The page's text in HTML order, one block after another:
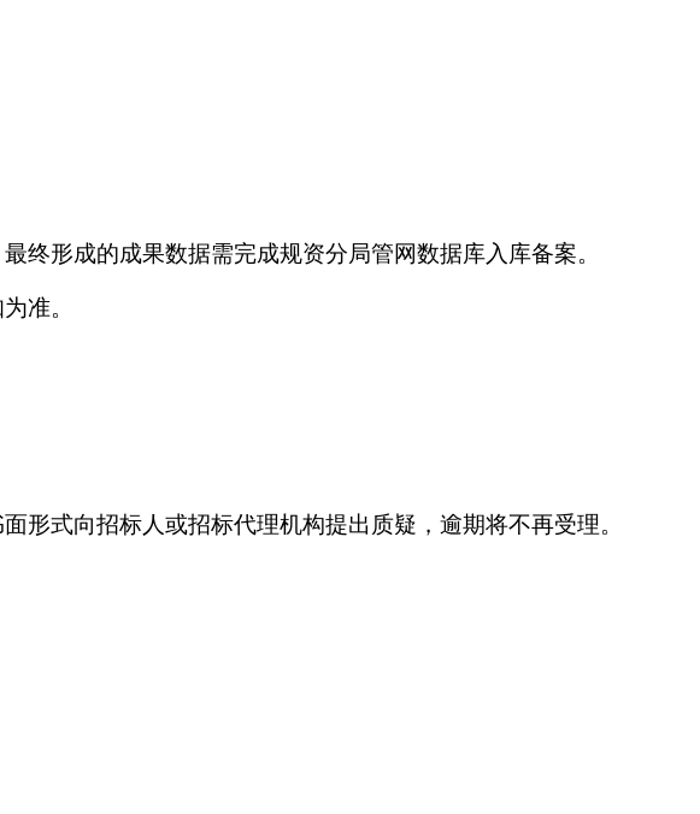
终形成的成果数据需完成规资分局管网数据库入库备案。
准。
形式向招标人或招标代理机构提出质疑，逾期将不再受理。